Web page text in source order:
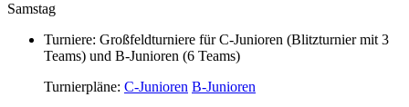
Samstag
Turniere: Großfeldturniere für C-Junioren (Blitzturnier mit 3
Teams) und B-Junioren (6 Teams)
Turnierpläne: C-Junioren B-Junioren